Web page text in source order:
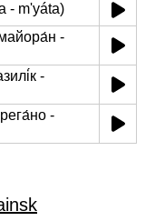
- m'yáta)
-
-
-